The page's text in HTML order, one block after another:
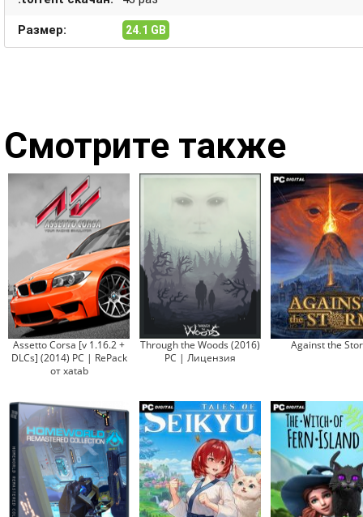
Размер: 24.1 GB
Смотрите также
Assetto Corsa [v 1.16.2 +
DLCs] (2014) PC | RePack
от xatab
Through the Woods (2016)
PC | Лицензия
Against the